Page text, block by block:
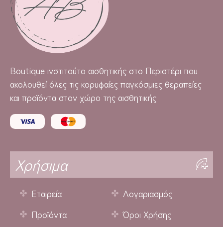
Boutique ινστιτούτο αισθητικής στο Περιστέρι που
ακολουθεί όλες τις κορυφαίες παγκόσμιες θεραπείες
και προϊόντα στον χώρο της αισθητικής
Χρήσιμα
Εταιρεία
Προϊόντα
Λογαριασμός
Όροι Χρήσης